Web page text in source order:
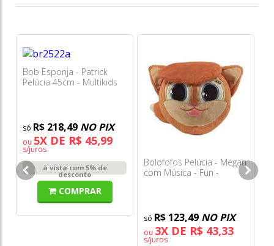
Bob Esponja - Patrick
Pelúcia 45cm - Multikids
R$ 218,49 NO PIX
ou 5X DE R$ 45,99
s/juros
à vista com 5% de
desconto
COMPRAR
Bolofofos Pelúcia - Megan
com Música - Fun -
R$ 123,49 NO PIX
ou 3X DE R$ 43,33
s/juros